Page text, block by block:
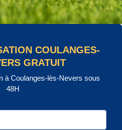
COULANGES-
GRATUIT
à Coulanges-lès-Nevers sous
48H